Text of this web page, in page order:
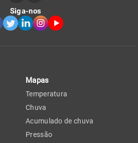
Siga-nos
Mapas
Temperatura
Chuva
Acumulado de chuva
Pressão